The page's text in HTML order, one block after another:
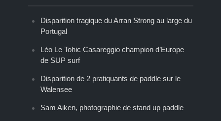
Disparition tragique du Arran Strong au large du
Portugal
Léo Le Tohic Casareggio champion d’Europe
de SUP surf
Disparition de 2 pratiquants de paddle sur le
Walensee
Sam Aiken, photographie de stand up paddle